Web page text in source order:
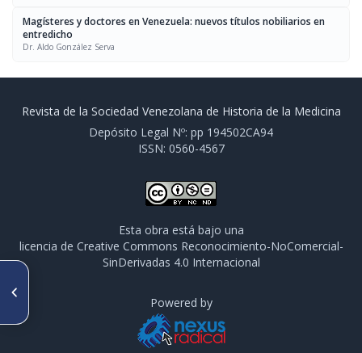
Magísteres y doctores en Venezuela: nuevos títulos nobiliarios en
entredicho
Dr. Aldo González Serva
Revista de la Sociedad Venezolana de Historia de la Medicina
Depósito Legal Nº: pp 194502CA94
ISSN: 0560-4567
Esta obra está bajo una
licencia de Creative Commons Reconocimiento-NoComercial-
SinDerivadas 4.0 Internacional
Powered by